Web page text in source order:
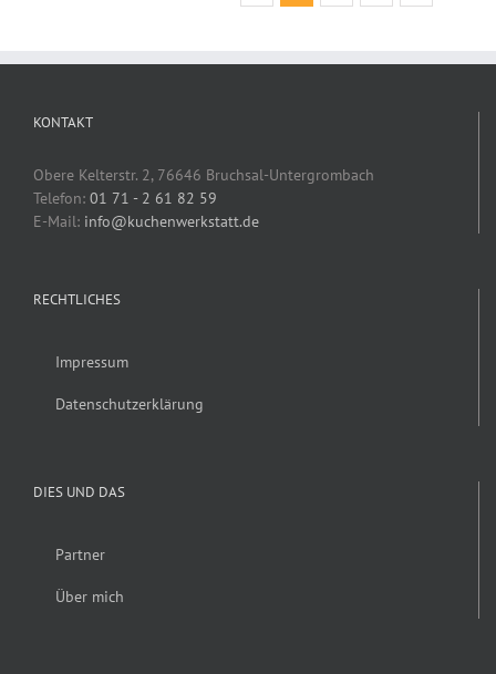
KONTAKT
Obere Kelterstr. 2, 76646 Bruchsal-Untergrombach
Telefon: 01 71 - 2 61 82 59
E-Mail: info@kuchenwerkstatt.de
RECHTLICHES
Impressum
Datenschutzerklärung
DIES UND DAS
Partner
Über mich